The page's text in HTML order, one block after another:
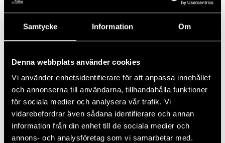
Samtycke Information Om
Denna webbplats använder cookies
Vi använder enhetsidentifierare för att anpassa innehållet
och annonserna till användarna, tillhandahålla funktioner
för sociala medier och analysera vår trafik. Vi
vidarebefordrar även sådana identifierare och annan
information från din enhet till de sociala medier och
annons- och analysföretag som vi samarbetar med.
Lägg till i kalender
DETALJER
Datum:
14 juli, 2023